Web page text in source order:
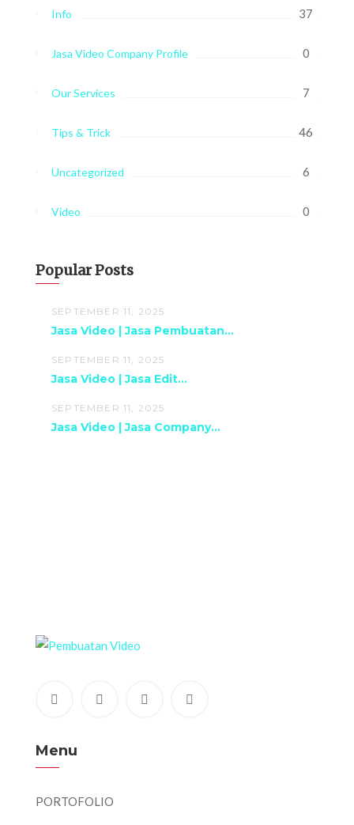
Info 37
Jasa Video Company Profile 0
Our Services 7
Tips & Trick 46
Uncategorized 6
Video 0
Popular Posts
SEPTEMBER 11, 2025
Jasa Video | Jasa Pembuatan...
SEPTEMBER 11, 2025
Jasa Video | Jasa Edit...
SEPTEMBER 11, 2025
Jasa Video | Jasa Company...
Menu
PORTOFOLIO